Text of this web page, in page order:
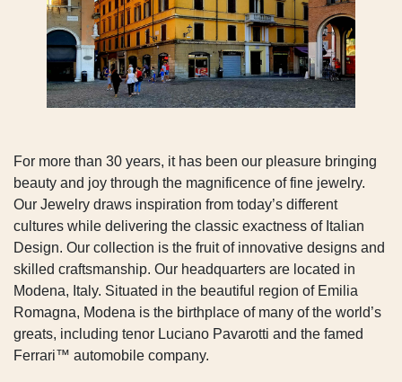
For more than 30 years, it has been our pleasure bringing
beauty and joy through the magnificence of fine jewelry.
Our Jewelry draws inspiration from today’s different
cultures while delivering the classic exactness of Italian
Design. Our collection is the fruit of innovative designs and
skilled craftsmanship. Our headquarters are located in
Modena, Italy. Situated in the beautiful region of Emilia
Romagna, Modena is the birthplace of many of the world’s
greats, including tenor Luciano Pavarotti and the famed
Ferrari™ automobile company.